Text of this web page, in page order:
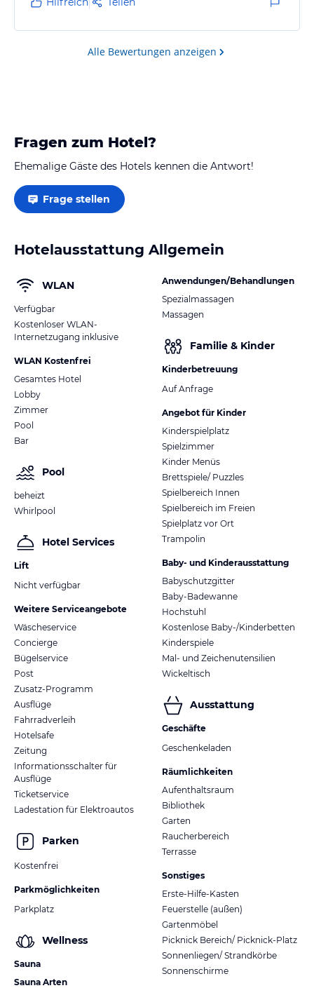
Alle Bewertungen anzeigen
Fragen zum Hotel?
Ehemalige Gäste des Hotels kennen die Antwort!
Frage stellen
Hotelausstattung Allgemein
WLAN
Verfügbar
Kostenloser WLAN-
Internetzugang inklusive
WLAN Kostenfrei
Gesamtes Hotel
Lobby
Zimmer
Pool
Bar
Pool
beheizt
Whirlpool
Hotel Services
Lift
Nicht verfügbar
Weitere Serviceangebote
Wäscheservice
Concierge
Bügelservice
Post
Zusatz-Programm
Ausflüge
Fahrradverleih
Hotelsafe
Zeitung
Informationsschalter für
Ausflüge
Ticketservice
Ladestation für Elektroautos
Parken
Kostenfrei
Parkmöglichkeiten
Parkplatz
Wellness
Sauna
Sauna Arten
Anwendungen/Behandlungen
Spezialmassagen
Massagen
Familie & Kinder
Kinderbetreuung
Auf Anfrage
Angebot für Kinder
Kinderspielplatz
Spielzimmer
Kinder Menüs
Brettspiele/ Puzzles
Spielbereich Innen
Spielbereich im Freien
Spielplatz vor Ort
Trampolin
Baby- und Kinderausstattung
Babyschutzgitter
Baby-Badewanne
Hochstuhl
Kostenlose Baby-/Kinderbetten
Kinderspiele
Mal- und Zeichenutensilien
Wickeltisch
Ausstattung
Geschäfte
Geschenkeladen
Räumlichkeiten
Aufenthaltsraum
Bibliothek
Garten
Raucherbereich
Terrasse
Sonstiges
Erste-Hilfe-Kasten
Feuerstelle (außen)
Gartenmöbel
Picknick Bereich/ Picknick-Platz
Sonnenliegen/ Strandkörbe
Sonnenschirme